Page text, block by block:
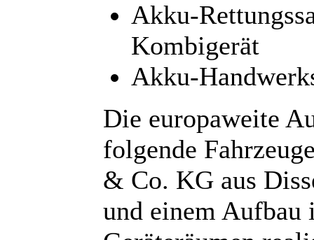
Akku-
Kombigerät
Akku-
Die europaweite
folgende
& Co. KG aus
und einem Aufbau